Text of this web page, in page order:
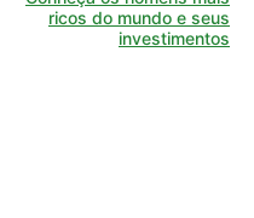
ricos do mundo e seus
investimentos